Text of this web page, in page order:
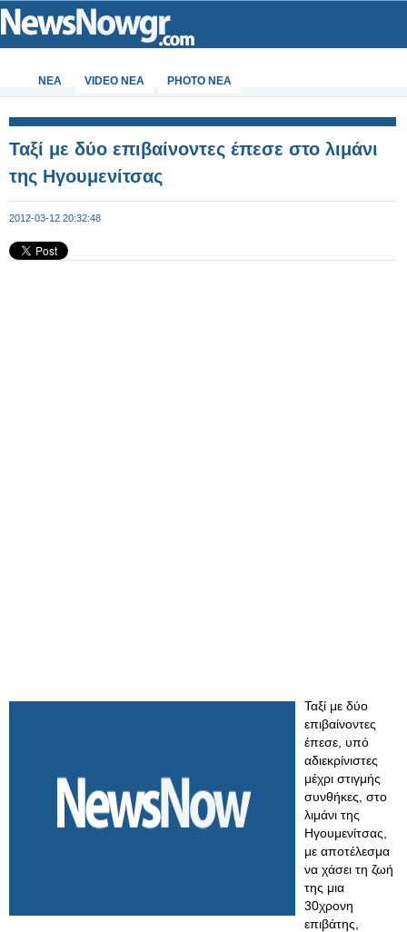
ΝΕΑ VIDEO NEA PHOTO NEA
Ταξί με δύο επιβαίνοντες έπεσε στο λιμάνι
της Ηγουμενίτσας
2012-03-12 20:32:48
Ταξί με δύο
επιβαίνοντες
έπεσε, υπό
αδιεκρίνιστες
μέχρι στιγμής
συνθήκες, στο
λιμάνι της
Ηγουμενίτσας,
με αποτέλεσμα
να χάσει τη ζωή
της μια
30χρονη
επιβάτης,